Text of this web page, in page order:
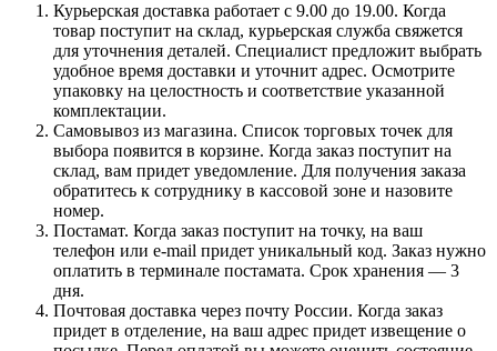
Курьерская доставка работает с 9.00 до 19.00. Когда
товар поступит на склад, курьерская служба свяжется
для уточнения деталей. Специалист предложит выбрать
удобное время доставки и уточнит адрес. Осмотрите
упаковку на целостность и соответствие указанной
комплектации.
Самовывоз из магазина. Список торговых точек для
выбора появится в корзине. Когда заказ поступит на
склад, вам придет уведомление. Для получения заказа
обратитесь к сотруднику в кассовой зоне и назовите
номер.
Постамат. Когда заказ поступит на точку, на ваш
телефон или e-mail придет уникальный код. Заказ нужно
оплатить в терминале постамата. Срок хранения — 3
дня.
Почтовая доставка через почту России. Когда заказ
придет в отделение, на ваш адрес придет извещение о